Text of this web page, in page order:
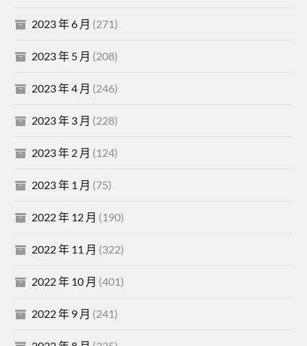
2023 年 6 月 (271)
2023 年 5 月 (208)
2023 年 4 月 (246)
2023 年 3 月 (228)
2023 年 2 月 (124)
2023 年 1 月 (75)
2022 年 12 月 (190)
2022 年 11 月 (322)
2022 年 10 月 (401)
2022 年 9 月 (241)